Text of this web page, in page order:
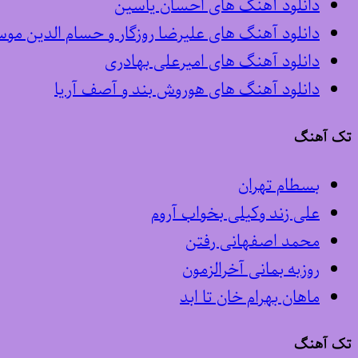
دانلود آهنگ های احسان یاسین
دانلود آهنگ های علیرضا روزگار و حسام الدین
دانلود آهنگ های امیرعلی بهادری
دانلود آهنگ های هوروش بند و آصف آریا
تک آهنگ
بسطام تهران
علی زند وکیلی بخواب آروم
محمد اصفهانی رفتن
روزبه بمانی آخرالزمون
ماهان بهرام خان تا ابد
تک آهنگ